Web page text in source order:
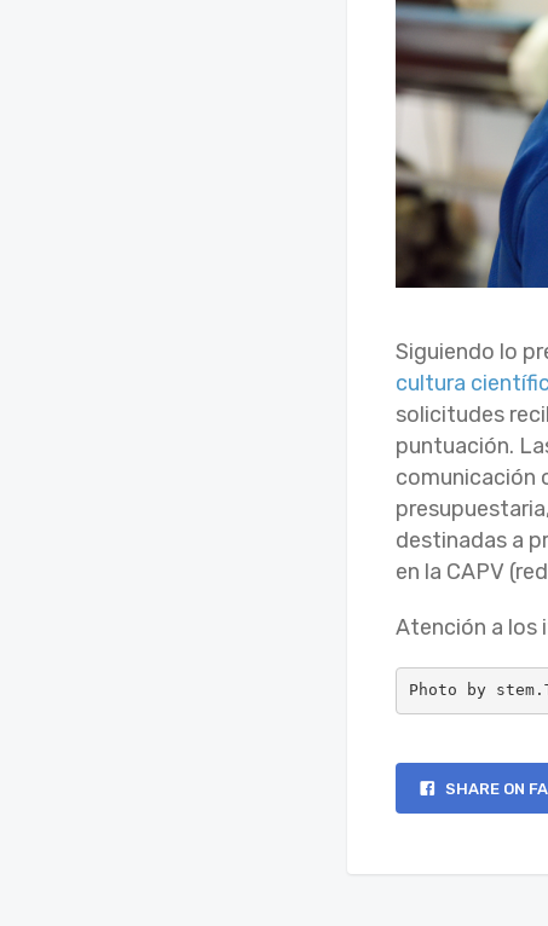
Siguiendo lo
cultura
solicitudes
puntuación.
comunicación
destinadas a
en la CAPV
Atención a los
Photo by
SHARE ON